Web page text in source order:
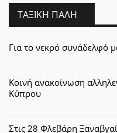
ΤΑΞΙΚΉ ΠΆΛΗ
Για το νεκρό συνάδελφό
Κοινή ανακοίνωση
Κύπρου
Στις 28 Φλεβάρη